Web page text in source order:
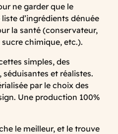
ne garder que le
d’ingrédients dénuée
la santé (conservateur,
chimique, etc.).
simples, des
et réalistes.
par le choix des
Une production 100%
le meilleur, et le trouve